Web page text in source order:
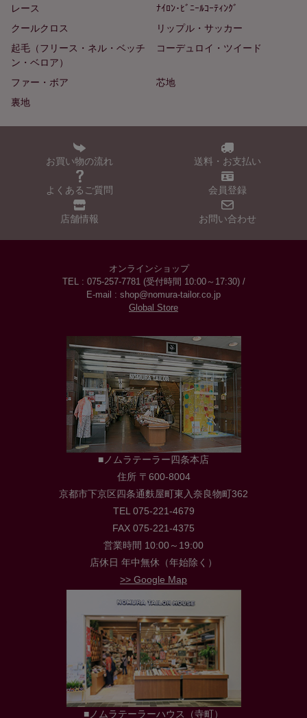
レース
ﾅｲﾛﾝ･ﾋﾞﾆｰﾙｺｰﾃｨﾝｸﾞ
クールクロス
リップル・サッカー
起毛（フリース・ネル・ベッチ
ン・ベロア）
コーデュロイ・ツイード
ファー・ボア
芯地
裏地
お買い物の流れ 送料・お支払い
よくあるご質問 会員登録
店舗情報 お問い合わせ
オンラインショップ
TEL : 075-257-7781 (受付時間 10:00～17:30) /
E-mail : shop@nomura-tailor.co.jp
Global Store
■ノムラテーラー四条本店
住所 〒600-8004
京都市下京区四条通麩屋町東入奈良物町362
TEL 075-221-4679
FAX 075-221-4375
営業時間 10:00～19:00
店休日 年中無休（年始除く）
>> Google Map
■ノムラテーラーハウス（寺町）